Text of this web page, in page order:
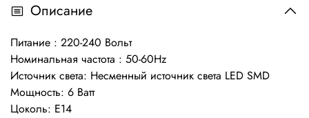
Описание
Питание : 220-240 Вольт
Номинальная частота : 50-60Hz
Источник света: Несменный источник света LED SMD
Мощность: 6 Ватт
Цоколь: Е14